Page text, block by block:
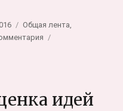
Рубрики
Общая лента
детство
идей